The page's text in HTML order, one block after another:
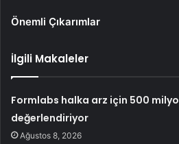
Önemli Çıkarımlar
İlgili Makaleler
Formlabs halka arz için 500
değerlendiriyor
Ağustos 8, 2026